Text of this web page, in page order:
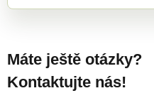
Máte ještě otázky?
Kontaktujte nás!